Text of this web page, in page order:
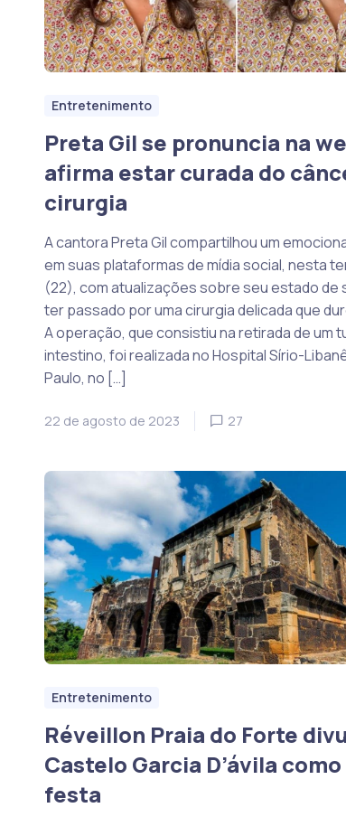
Entretenimento
Preta Gil se pronuncia na
afirma estar curada do
cirurgia
A cantora Preta Gil compartilhou um
em suas plataformas de mídia social, nesta
(22), com atualizações sobre seu estado de
ter passado por uma cirurgia delicada que
A operação, que consistiu na retirada de um
intestino, foi realizada no Hospital Sírio-
Paulo, no […]
22 de agosto de 2023 27
Entretenimento
Réveillon Praia do Forte
Castelo Garcia D’ávila
festa